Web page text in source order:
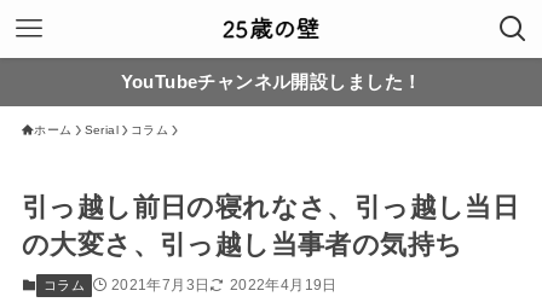
YouTubeチャンネル開設しました！
ホーム Serial コラム
引っ越し前日の寝れなさ、引っ越し当日
の大変さ、引っ越し当事者の気持ち
コラム 2021年7月3日 2022年4月19日